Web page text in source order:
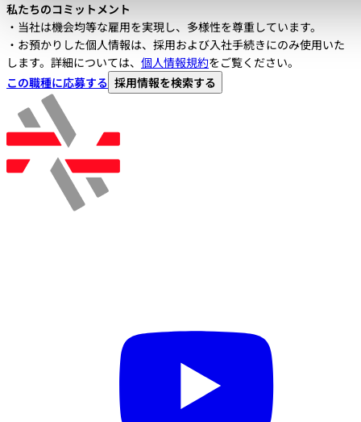
私たちのコミットメント
・当社は機会均等な雇用を実現し、多様性を尊重しています。
・お預かりした個人情報は、採用および入社手続きにのみ使用いた
します。詳細については、 個人情報規約をご覧ください。
この職種に応募する 採用情報を検索する